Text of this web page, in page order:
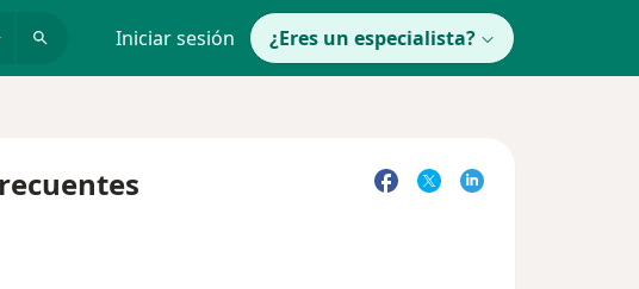
Iniciar sesión ¿Eres un especialista?